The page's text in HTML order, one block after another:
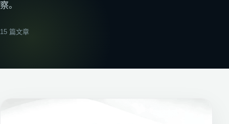
察。
15 篇文章